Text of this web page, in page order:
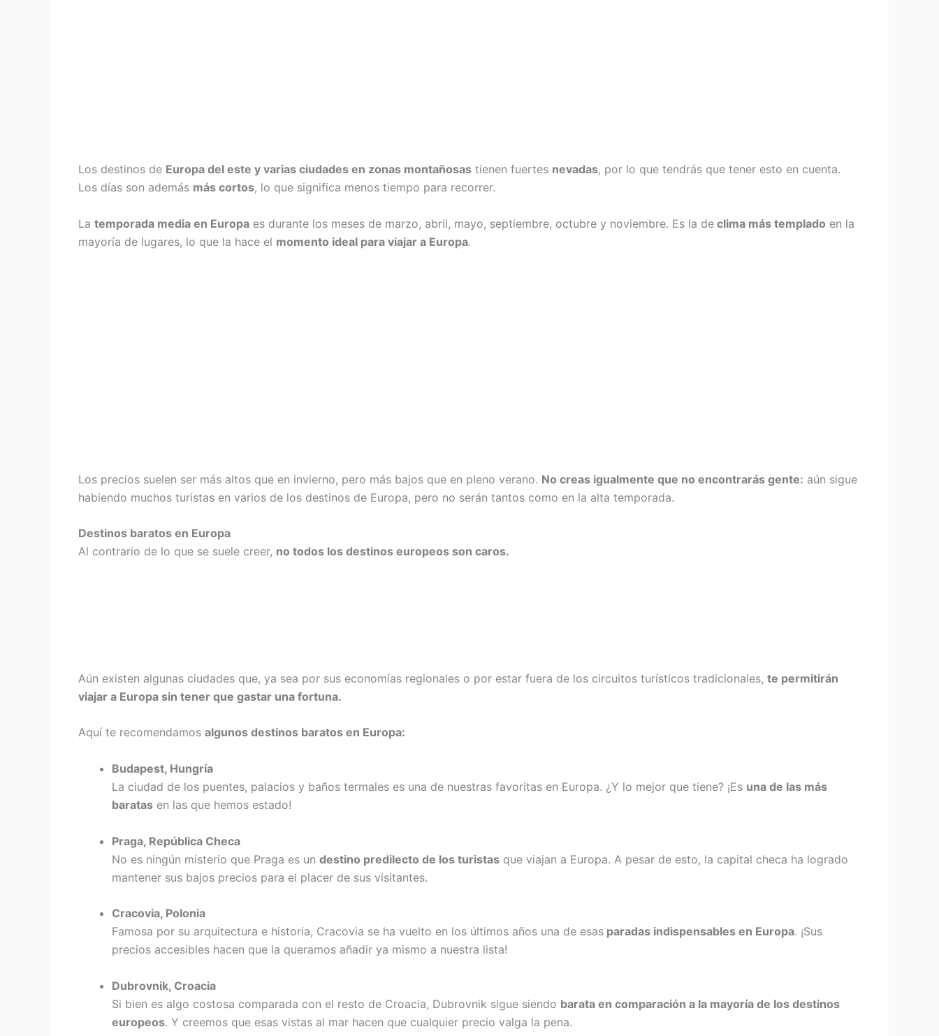
Los destinos de Europa del este y varias ciudades en zonas montañosas tienen fuertes nevadas, por lo que tendrás que tener esto en cuenta.
Los días son además más cortos, lo que significa menos tiempo para recorrer.
La temporada media en Europa es durante los meses de marzo, abril, mayo, septiembre, octubre y noviembre. Es la de clima más templado en la
mayoría de lugares, lo que la hace el momento ideal para viajar a Europa.
Los precios suelen ser más altos que en invierno, pero más bajos que en pleno verano. No creas igualmente que no encontrarás gente: aún sigue
habiendo muchos turistas en varios de los destinos de Europa, pero no serán tantos como en la alta temporada.
Destinos baratos en Europa
Al contrario de lo que se suele creer, no todos los destinos europeos son caros.
Aún existen algunas ciudades que, ya sea por sus economías regionales o por estar fuera de los circuitos turísticos tradicionales, te permitirán
viajar a Europa sin tener que gastar una fortuna.
Aquí te recomendamos algunos destinos baratos en Europa:
Budapest, Hungría
La ciudad de los puentes, palacios y baños termales es una de nuestras favoritas en Europa. ¿Y lo mejor que tiene? ¡Es una de las más
baratas en las que hemos estado!
Praga, República Checa
No es ningún misterio que Praga es un destino predilecto de los turistas que viajan a Europa. A pesar de esto, la capital checa ha logrado
mantener sus bajos precios para el placer de sus visitantes.
Cracovia, Polonia
Famosa por su arquitectura e historia, Cracovia se ha vuelto en los últimos años una de esas paradas indispensables en Europa. ¡Sus
precios accesibles hacen que la queramos añadir ya mismo a nuestra lista!
Dubrovnik, Croacia
Si bien es algo costosa comparada con el resto de Croacia, Dubrovnik sigue siendo barata en comparación a la mayoría de los destinos
europeos. Y creemos que esas vistas al mar hacen que cualquier precio valga la pena.